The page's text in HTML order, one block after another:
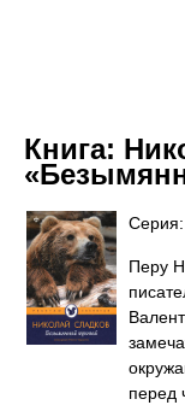
Книга:
Серия:
Перу
перед